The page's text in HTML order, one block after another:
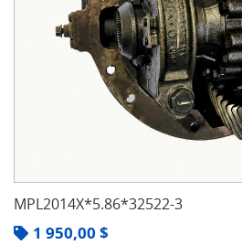
MPL2014X*5.86*32522-3
1 950,00 $